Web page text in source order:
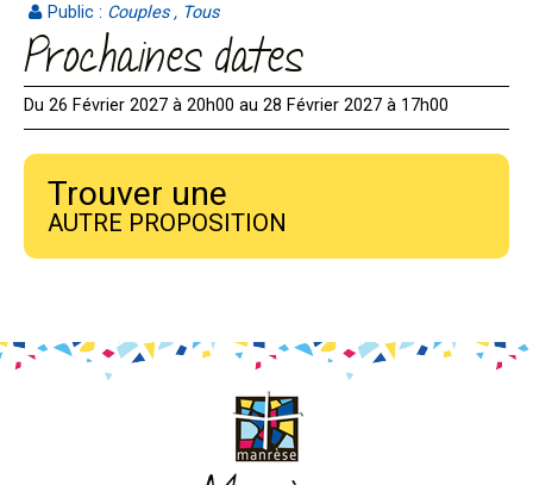
Public : Couples , Tous
Prochaines dates
Du 26 Février 2027 à 20h00 au 28 Février 2027 à 17h00
Trouver une
AUTRE PROPOSITION